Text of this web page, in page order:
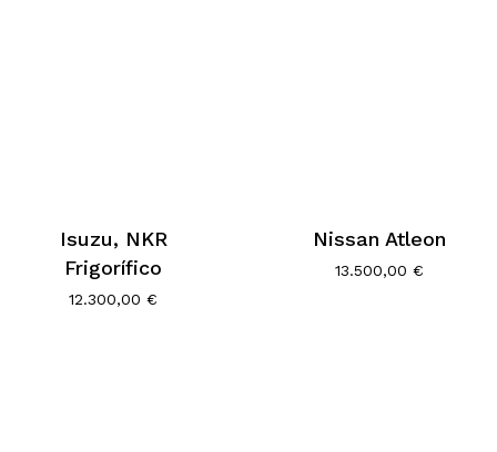
Isuzu, NKR
Frigorífico
12.300,00€
Nissan Atleon
13.500,00 €